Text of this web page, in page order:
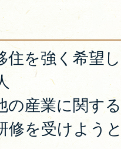
住を強く希望
の産業に関す
修を受けよう